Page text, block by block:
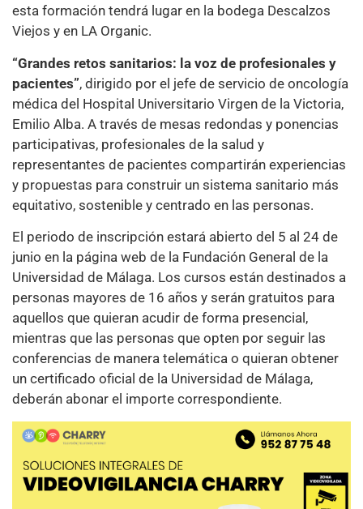
esta formación tendrá lugar en la bodega Descalzos
Viejos y en LA Organic.
“Grandes retos sanitarios: la voz de profesionales y
pacientes”, dirigido por el jefe de servicio de oncología
médica del Hospital Universitario Virgen de la Victoria,
Emilio Alba. A través de mesas redondas y ponencias
participativas, profesionales de la salud y
representantes de pacientes compartirán experiencias
y propuestas para construir un sistema sanitario más
equitativo, sostenible y centrado en las personas.
El periodo de inscripción estará abierto del 5 al 24 de
junio en la página web de la Fundación General de la
Universidad de Málaga. Los cursos están destinados a
personas mayores de 16 años y serán gratuitos para
aquellos que quieran acudir de forma presencial,
mientras que las personas que opten por seguir las
conferencias de manera telemática o quieran obtener
un certificado oficial de la Universidad de Málaga,
deberán abonar el importe correspondiente.